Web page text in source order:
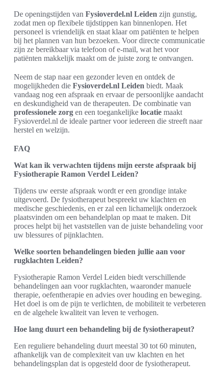
De openingstijden van Fysioverdel.nl Leiden zijn gunstig,
zodat men op flexibele tijdstippen kan binnenlopen. Het
personeel is vriendelijk en staat klaar om patiënten te helpen
bij het plannen van hun bezoeken. Voor directe communicatie
zijn ze bereikbaar via telefoon of e-mail, wat het voor
patiënten makkelijk maakt om de juiste zorg te ontvangen.
Neem de stap naar een gezonder leven en ontdek de
mogelijkheden die Fysioverdel.nl Leiden biedt. Maak
vandaag nog een afspraak en ervaar de persoonlijke aandacht
en deskundigheid van de therapeuten. De combinatie van
professionele zorg en een toegankelijke locatie maakt
Fysioverdel.nl de ideale partner voor iedereen die streeft naar
herstel en welzijn.
FAQ
Wat kan ik verwachten tijdens mijn eerste afspraak bij
Fysiotherapie Ramon Verdel Leiden?
Tijdens uw eerste afspraak wordt er een grondige intake
uitgevoerd. De fysiotherapeut bespreekt uw klachten en
medische geschiedenis, en er zal een lichamelijk onderzoek
plaatsvinden om een behandelplan op maat te maken. Dit
proces helpt bij het vaststellen van de juiste behandeling voor
uw blessures of pijnklachten.
Welke soorten behandelingen bieden jullie aan voor
rugklachten Leiden?
Fysiotherapie Ramon Verdel Leiden biedt verschillende
behandelingen aan voor rugklachten, waaronder manuele
therapie, oefentherapie en advies over houding en beweging.
Het doel is om de pijn te verlichten, de mobiliteit te verbeteren
en de algehele kwaliteit van leven te verhogen.
Hoe lang duurt een behandeling bij de fysiotherapeut?
Een reguliere behandeling duurt meestal 30 tot 60 minuten,
afhankelijk van de complexiteit van uw klachten en het
behandelingsplan dat is opgesteld door de fysiotherapeut.